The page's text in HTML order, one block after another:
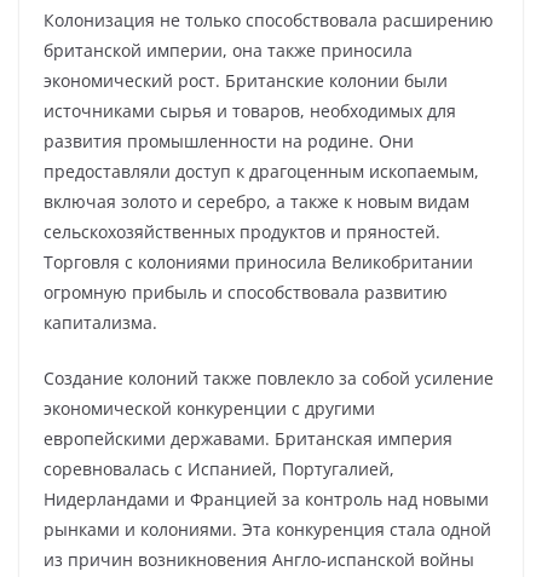
Колонизация не только способствовала расширению
британской империи, она также приносила
экономический рост. Британские колонии были
источниками сырья и товаров, необходимых для
развития промышленности на родине. Они
предоставляли доступ к драгоценным ископаемым,
включая золото и серебро, а также к новым видам
сельскохозяйственных продуктов и пряностей.
Торговля с колониями приносила Великобритании
огромную прибыль и способствовала развитию
капитализма.
Создание колоний также повлекло за собой усиление
экономической конкуренции с другими
европейскими державами. Британская империя
соревновалась с Испанией, Португалией,
Нидерландами и Францией за контроль над новыми
рынками и колониями. Эта конкуренция стала одной
из причин возникновения Англо-испанской войны